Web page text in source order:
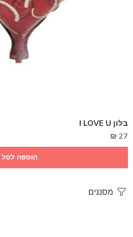
בלון I LOVE U
27
₪
הוספה לסל
מסננים